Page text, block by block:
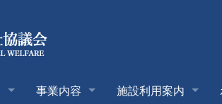
事業内容 施設利用案内